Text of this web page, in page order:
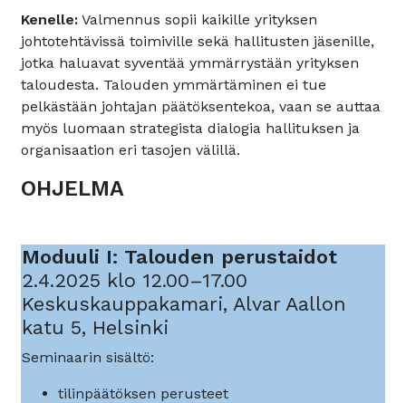
Kenelle: Valmennus sopii kaikille yrityksen
johtotehtävissä toimiville sekä hallitusten jäsenille,
jotka haluavat syventää ymmärrystään yrityksen
taloudesta. Talouden ymmärtäminen ei tue
pelkästään johtajan päätöksentekoa, vaan se auttaa
myös luomaan strategista dialogia hallituksen ja
organisaation eri tasojen välillä.
OHJELMA
Moduuli I: Talouden perustaidot
2.4.2025 klo 12.00–17.00
Keskuskauppakamari, Alvar Aallon
katu 5, Helsinki
Seminaarin sisältö:
tilinpäätöksen perusteet